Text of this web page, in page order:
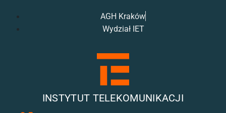
AGH Kraków
Wydział IET
INSTYTUT TELEKOMUNIKACJI